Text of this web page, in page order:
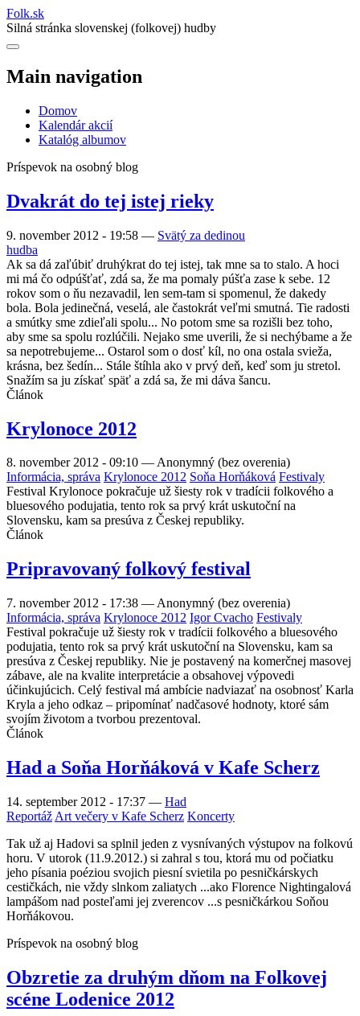
Folk.sk
Silná stránka slovenskej (folkovej) hudby
Main navigation
Domov
Kalendár akcií
Katalóg albumov
Príspevok na osobný blog
Dvakrát do tej istej rieky
9. november 2012 - 19:58 — Svätý za dedinou
hudba
Ak sa dá zaľúbiť druhýkrat do tej istej, tak mne sa to stalo. A hoci
mi má čo odpúšťať, zdá sa, že ma pomaly púšťa zase k sebe. 12
rokov som o ňu nezavadil, len sem-tam si spomenul, že dakedy
bola. Bola jedinečná, veselá, ale častokrát veľmi smutná. Tie radosti
a smútky sme zdieľali spolu... No potom sme sa rozišli bez toho,
aby sme sa spolu rozlúčili. Nejako sme uverili, že si nechýbame a že
sa nepotrebujeme... Ostarol som o dosť kíl, no ona ostala svieža,
krásna, bez šedín... Stále štíhla ako v prvý deň, keď som ju stretol.
Snažím sa ju získať späť a zdá sa, že mi dáva šancu.
Článok
Krylonoce 2012
8. november 2012 - 09:10 —Anonymný (bez overenia)
Informácia, správa Krylonoce 2012 Soňa Horňáková Festivaly
Festival Krylonoce pokračuje už šiesty rok v tradícii folkového a
bluesového podujatia, tento rok sa prvý krát uskutoční na
Slovensku, kam sa presúva z Českej republiky.
Článok
Pripravovaný folkový festival
7. november 2012 - 17:38 — Anonymný (bez overenia)
Informácia, správa Krylonoce 2012 Igor Cvacho Festivaly
Festival pokračuje už šiesty rok v tradícii folkového a bluesového
podujatia, tento rok sa prvý krát uskutoční na Slovensku, kam sa
presúva z Českej republiky. Nie je postavený na komerčnej masovej
zábave, ale na kvalite interpretácie a obsahovej výpovedi
účinkujúcich. Celý festival má ambície nadviazať na osobnosť Karla
Kryla a jeho odkaz – pripomínať nadčasové hodnoty, ktoré sám
svojím životom a tvorbou prezentoval.
Článok
Had a Soňa Horňáková v Kafe Scherz
14. september 2012 - 17:37 — Had
Reportáž Art večery v Kafe Scherz Koncerty
Tak už aj Hadovi sa splnil jeden z vysnívaných výstupov na folkovú
horu. V utorok (11.9.2012.) si zahral s tou, ktorá mu od počiatku
jeho písania poéziou svojich piesní svietila po pesničkárskych
cestičkách, nie vždy slnkom zaliatych ...ako Florence Nightingalová
lampášom nad posteľami jej zverencov ...s pesničkárkou Soňou
Horňákovou.
Príspevok na osobný blog
Obzretie za druhým dňom na Folkovej
scéne Lodenice 2012